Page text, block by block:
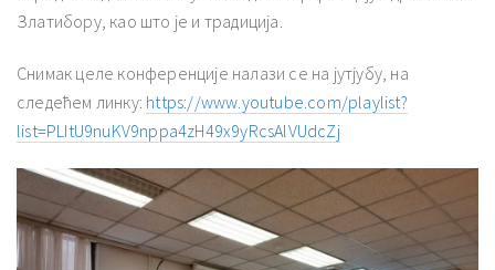
Златибору, као што је и традиција.
Снимак целе конференције налази се на јутјубу, на
следећем линку: https://www.youtube.com/playlist?
list=PLItU9nuKV9nppa4zH49x9yRcsAlVUdcZj